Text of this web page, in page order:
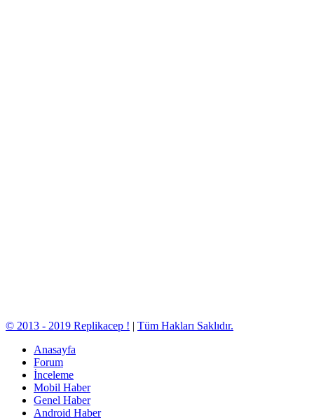
© 2013 - 2019 Replikacep ! | Tüm Hakları Saklıdır.
Anasayfa
Forum
İnceleme
Mobil Haber
Genel Haber
Android Haber